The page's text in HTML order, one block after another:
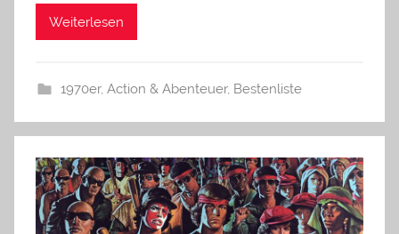
Weiterlesen
1970er, Action & Abenteuer, Bestenliste